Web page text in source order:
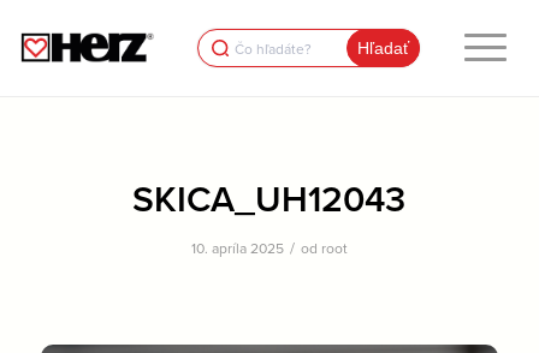
Search
for:
SKICA_UH12043
10. apríla 2025 / od root